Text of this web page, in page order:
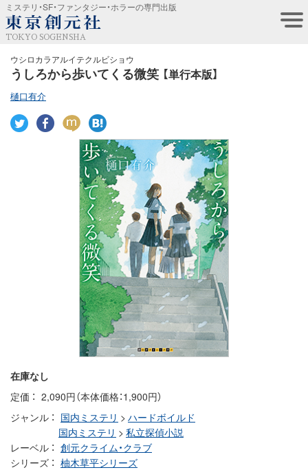
ミステリ・SF・ファンタジー・ホラーの専門出版
TOKYO SOGENSHA
ウシロカラアルイテクルビショウ
うしろから歩いてくる微笑 【単行本版】
樋口有介
在庫なし
定価
2,090円（本体価格：1,900円）
ジャンル
国内ミステリ > ハードボイルド
国内ミステリ > 私立探偵小説
レーベル
創元クライム・クラブ
シリーズ
柚木草平シリーズ